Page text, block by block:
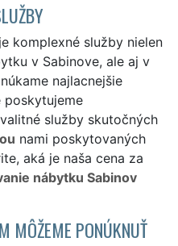
komplexné služby nielen
v Sabinove, ale aj v
najlacnejšie
poskytujeme
služby skutočných
nami poskytovaných
aká je naša cena za
nábytku Sabinov
MÔŽEME PONÚKNUŤ